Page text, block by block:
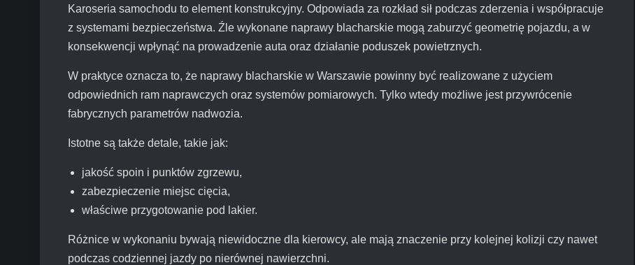
Karoseria samochodu to element konstrukcyjny. Odpowiada za rozkład sił podczas zderzenia i współpracuje
z systemami bezpieczeństwa. Źle wykonane naprawy blacharskie mogą zaburzyć geometrię pojazdu, a w
konsekwencji wpłynąć na prowadzenie auta oraz działanie poduszek powietrznych.
W praktyce oznacza to, że naprawy blacharskie w Warszawie powinny być realizowane z użyciem
odpowiednich ram naprawczych oraz systemów pomiarowych. Tylko wtedy możliwe jest przywrócenie
fabrycznych parametrów nadwozia.
Istotne są także detale, takie jak:
jakość spoin i punktów zgrzewu,
zabezpieczenie miejsc cięcia,
właściwe przygotowanie pod lakier.
Różnice w wykonaniu bywają niewidoczne dla kierowcy, ale mają znaczenie przy kolejnej kolizji czy nawet
podczas codziennej jazdy po nierównej nawierzchni.